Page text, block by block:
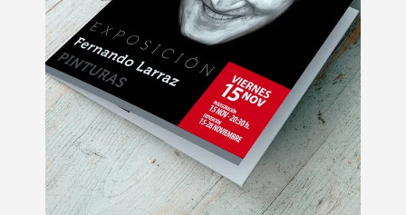
Folletos
Impresión digital